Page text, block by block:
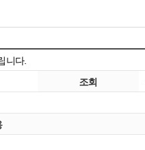
니다.
조회